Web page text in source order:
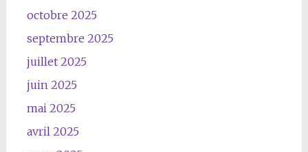
octobre 2025
septembre 2025
juillet 2025
juin 2025
mai 2025
avril 2025